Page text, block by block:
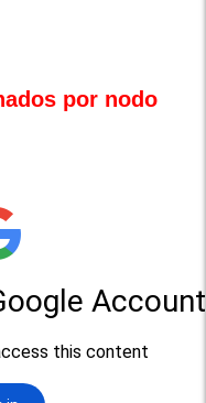
por nodo